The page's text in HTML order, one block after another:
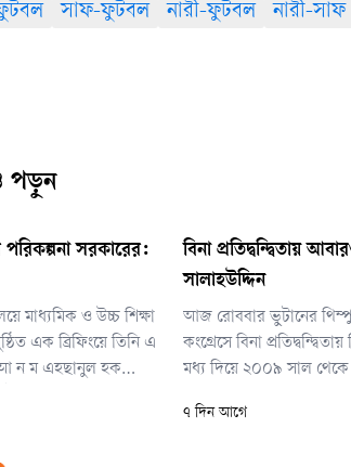
সাফ-ফুটবল নারী-ফুটবল নারী-সাফ
পড়ুন
সরকারের:
মাধ্যমিক ও উচ্চ শিক্ষা
এক ব্রিফিংয়ে তিনি এ
আ ন ম এহছানুল হক
আয়োজন করা হয়।
বিনা প্রতিদ্বন্দ্বিতায়
সালাহউদ্দিন
আজ রোববার ভুটানের
কংগ্রেসে বিনা
মধ্য দিয়ে ২০০৯ সাল থেকে
৭ দিন আগে